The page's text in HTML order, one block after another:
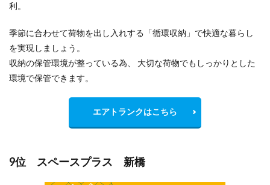
利。
季節に合わせて荷物を出し入れする「循環収納」で快適な暮らし
を実現しましょう。
収納の保管環境が整っている為、 大切な荷物でもしっかりとした
環境で保管できます。
エアトランクはこちら
9位 スペースプラス 新橋